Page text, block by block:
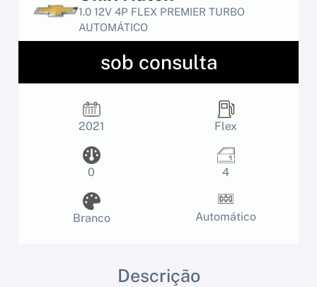
1.0 12V 4P FLEX PREMIER TURBO
AUTOMÁTICO
sob consulta
2021 Flex
0 4
Branco Automático
Descrição